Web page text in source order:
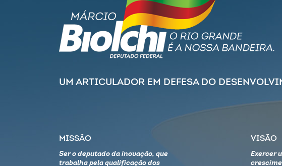
UM ARTICULADOR EM DEFESA DO
MISSÃO
Ser o deputado da inovação, que
trabalha pela qualificação dos
VISÃO
Exercer